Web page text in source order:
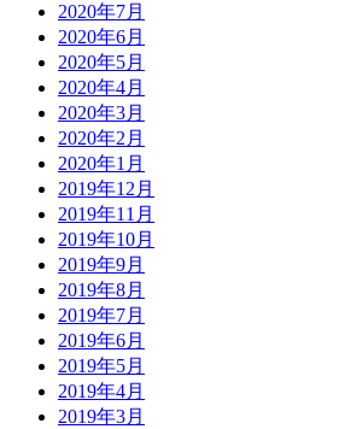
2020年7月
2020年6月
2020年5月
2020年4月
2020年3月
2020年2月
2020年1月
2019年12月
2019年11月
2019年10月
2019年9月
2019年8月
2019年7月
2019年6月
2019年5月
2019年4月
2019年3月